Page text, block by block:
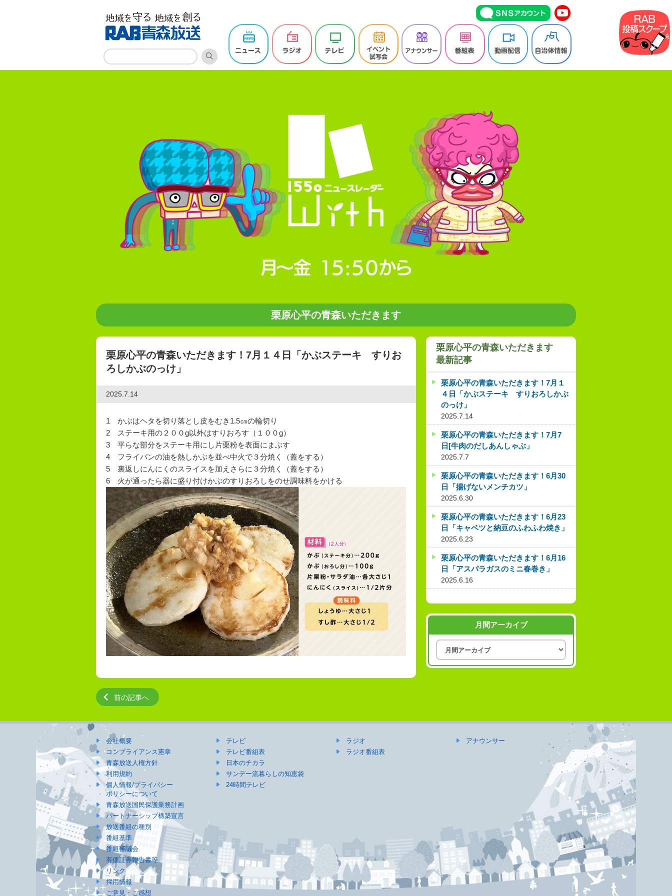
栗原心平の青森いただきます
栗原心平の青森いただきます！7月１４日「かぶステーキ すりお
ろしかぶのっけ」
2025.7.14
1 かぶはヘタを切り落とし皮をむき1.5㎝の輪切り
2 ステーキ用の２００g以外はすりおろす（１００g）
3 平らな部分をステーキ用にし片栗粉を表面にまぶす
4 フライパンの油を熱しかぶを並べ中火で３分焼く（蓋をする）
5 裏返しにんにくのスライスを加えさらに３分焼く（蓋をする）
6 火が通ったら器に盛り付けかぶのすりおろしをのせ調味料をかける
前の記事へ
栗原心平の青森いただきます
最新記事
栗原心平の青森いただきます！7月１
４日「かぶステーキ すりおろしかぶ
のっけ」
2025.7.14
栗原心平の青森いただきます！7月7
日[牛肉のだしあんしゃぶ」
2025.7.7
栗原心平の青森いただきます！6月30
日「揚げないメンチカツ」
2025.6.30
栗原心平の青森いただきます！6月23
日「キャベツと納豆のふわふわ焼き」
2025.6.23
栗原心平の青森いただきます！6月16
日「アスパラガスのミニ春巻き」
2025.6.16
月間アーカイブ
会社概要
コンプライアンス憲章
青森放送人権方針
利用規約
個人情報/プライバシー
ポリシーについて
青森放送国民保護業務計画
パートナーシップ構築宣言
放送番組の種別
番組基準
番組審議会
有価証券報告書等
リンク
採用情報
ご意見・ご感想
テレビ
テレビ番組表
日本のチカラ
サンデー流暮らしの知恵袋
24時間テレビ
ラジオ
ラジオ番組表
アナウンサー